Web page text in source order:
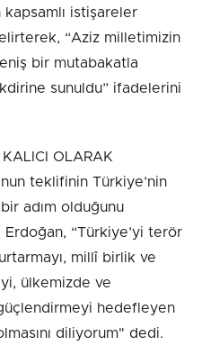
kapsamlı istişareler
“Aziz milletimizin
bir mutabakatla
sunuldu” ifadelerini
KALICI OLARAK
teklifinin Türkiye’nin
adım olduğunu
Erdoğan, “Türkiye’yi terör
millî birlik ve
ülkemizde ve
hedefleyen
diliyorum" dedi.